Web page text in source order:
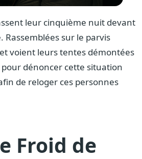
leur cinquième nuit devant
Rassemblées sur le parvis
voient leurs tentes démontées
dénoncer cette situation
de reloger ces personnes
Froid de